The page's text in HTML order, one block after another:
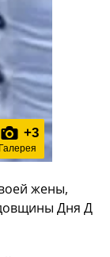
+3
Галерея
жены,
Дня Д